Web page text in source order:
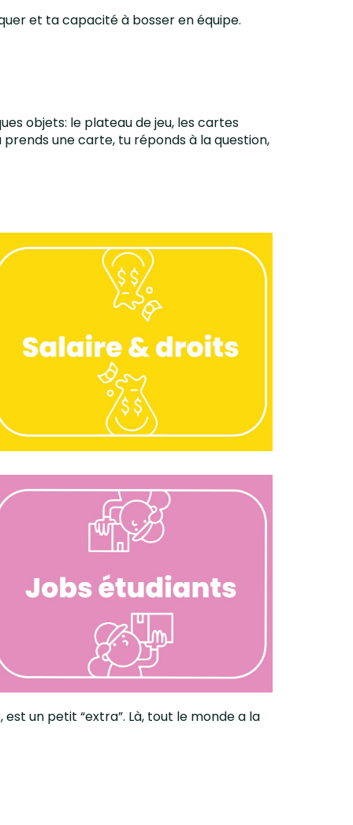
et ta capacité à bosser en équipe.
objets: le plateau de jeu, les cartes
prends une carte, tu réponds à la question,
un petit “extra”. Là, tout le monde a la